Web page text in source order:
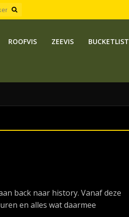
ROOFVIS ZEEVIS BUCKETLIST
back naar history. Vanaf deze
en alles wat daarmee